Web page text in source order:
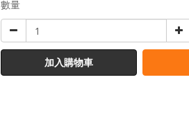
數量
加入購物車